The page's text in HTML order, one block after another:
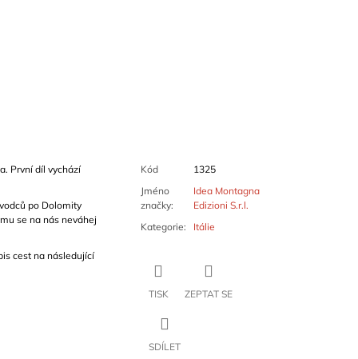
První díl vychází
po Dolomity
se na nás neváhej
cest na následující
Kód
1325
Jméno
značky:
Idea Montagna
Edizioni S.r.l.
Kategorie: Itálie
TISK ZEPTAT SE
SDÍLET